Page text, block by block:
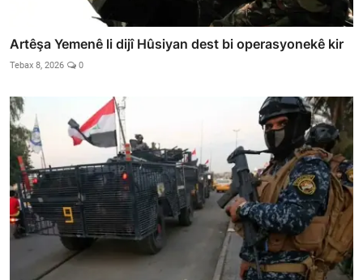
Artêşa Yemenê li dijî Hûsiyan dest bi operasyonekê kir
Tebax 8, 2026 0